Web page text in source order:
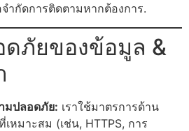
จำกัดการติดตามหากต้องการ.
ภัยของข้อมูล &
มปลอดภัย: เราใช้มาตรการด้าน
หมาะสม (เช่น, HTTPS, การ